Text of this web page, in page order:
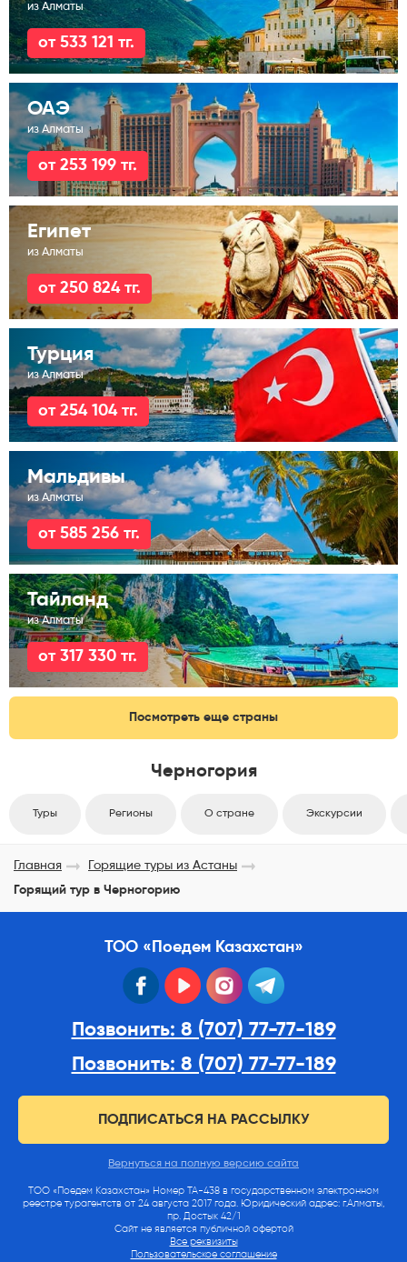
из Алматы
от 533 121 тг.
ОАЭ
из Алматы
от 253 199 тг.
Египет
из Алматы
от 250 824 тг.
Турция
из Алматы
от 254 104 тг.
Мальдивы
из Алматы
от 585 256 тг.
Тайланд
из Алматы
от 317 330 тг.
Посмотреть еще страны
Черногория
Туры Регионы О стране Экскурсии
Главная
Горящие туры из Астаны
Горящий тур в Черногорию
ТОО «Поедем Казахстан»
facebook youtube instagram
Позвонить: 8 (707) 77-77-189
Позвонить: 8 (707) 77-77-189
ПОДПИСАТЬСЯ НА РАССЫЛКУ
Вернуться на полную версию сайта
ТОО «Поедем Казахстан» Номер ТА-438 в государственном электронном
реестре турагентств от 24 августа 2017 года. Юридический адрес: г.Алматы,
пр. Достык 42/1
Сайт не является публичной офертой
Все реквизиты
Пользовательское соглашение